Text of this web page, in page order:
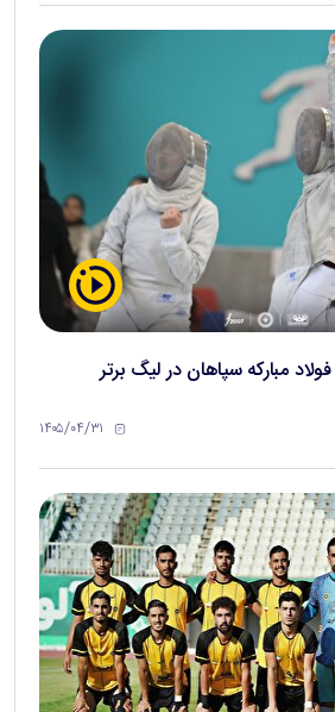
فولاد مبارکه سپاهان در لیگ برتر
۱۴۰۵/۰۴/۳۱